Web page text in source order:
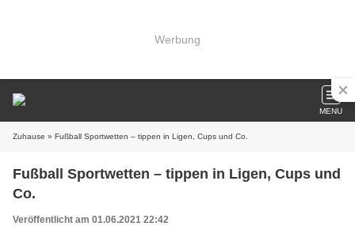
Werbung
MENU
Zuhause » Fußball Sportwetten – tippen in Ligen, Cups und Co.
Fußball Sportwetten – tippen in Ligen, Cups und
Co.
Veröffentlicht am 01.06.2021 22:42